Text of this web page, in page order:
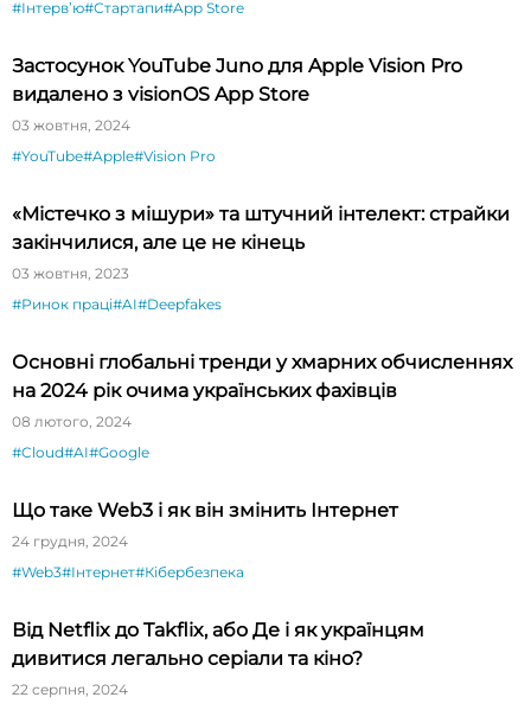
#Інтервʼю#Стартапи#App Store
Застосунок YouTube Juno для Apple Vision Pro
видалено з visionOS App Store
03 жовтня, 2024
#YouTube#Apple#Vision Pro
«Містечко з мішури» та штучний інтелект: страйки
закінчилися, але це не кінець
03 жовтня, 2023
#Ринок праці#AI#Deepfakes
Основні глобальні тренди у хмарних обчисленнях
на 2024 рік очима українських фахівців
08 лютого, 2024
#Cloud#AI#Google
Що таке Web3 і як він змінить Інтернет
24 грудня, 2024
#Web3#Інтернет#Кібербезпека
Від Netflix до Takflix, або Де і як українцям
дивитися легально серіали та кіно?
22 серпня, 2024